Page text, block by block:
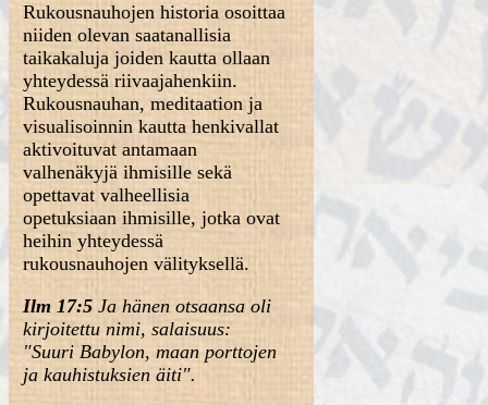
Rukousnauhojen historia osoittaa
niiden olevan saatanallisia
taikakaluja joiden kautta ollaan
yhteydessä riivaajahenkiin.
Rukousnauhan, meditaation ja
visualisoinnin kautta henkivallat
aktivoituvat antamaan
valhenäkyjä ihmisille sekä
opettavat valheellisia
opetuksiaan ihmisille, jotka ovat
heihin yhteydessä
rukousnauhojen välityksellä.
Ilm 17:5 Ja hänen otsaansa oli
kirjoitettu nimi, salaisuus:
"Suuri Babylon, maan porttojen
ja kauhistuksien äiti".